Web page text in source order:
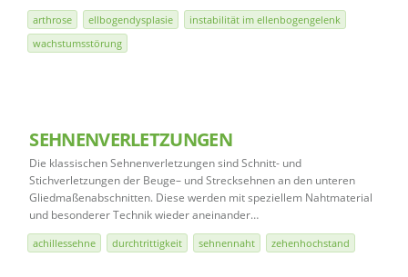
arthrose ellbogendysplasie
instabilität im ellenbogengelenk
wachstumsstörung
SEHNENVERLETZUNGEN
Die klassischen Sehnenverletzungen sind Schnitt- und
Stichverletzungen der Beuge– und Strecksehnen an den unteren
Gliedmaßenabschnitten. Diese werden mit speziellem Nahtmaterial
und besonderer Technik wieder aneinander…
achillessehne durchtrittigkeit sehnennaht zehenhochstand